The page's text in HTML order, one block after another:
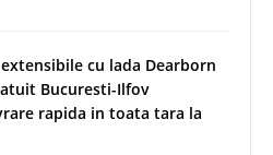
cu lada Dearborn
Bucuresti-Ilfov
rapida in toata tara la